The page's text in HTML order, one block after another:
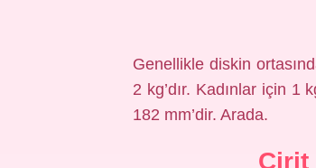
Genellikle diskin
2 kg’dır. Kadınlar için 1
182 mm’dir. Arada.
Cirit